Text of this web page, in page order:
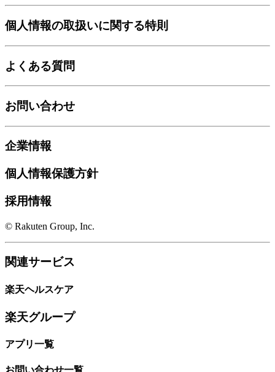
個人情報の取扱いに関する特則
よくある質問
お問い合わせ
企業情報
個人情報保護方針
採用情報
© Rakuten Group, Inc.
関連サービス
楽天ヘルスケア
楽天グループ
アプリ一覧